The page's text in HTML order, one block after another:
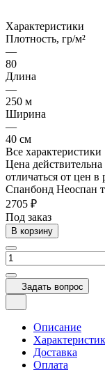
Характеристики
Плотность, гр/м²
—
80
Длина
—
250 м
Ширина
—
40 см
Все характеристики
Цена
отличаться от цен
Спанбонд Неоспан
2705 ₽
Под заказ
В корзину
Задать вопрос
Описание
Доставка
Оплата